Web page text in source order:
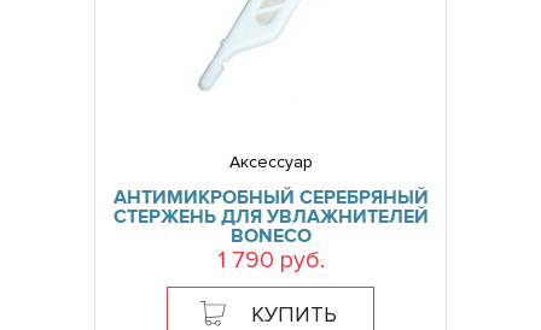
Аксессуар
АНТИМИКРОБНЫЙ СЕРЕБРЯНЫЙ
СТЕРЖЕНЬ ДЛЯ УВЛАЖНИТЕЛЕЙ
BONECO
1 790 руб.
КУПИТЬ